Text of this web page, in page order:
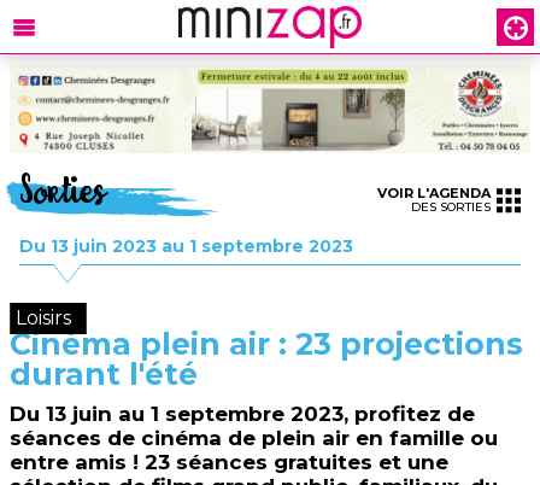
Sorties
Du 13 juin 2023 au 1 septembre 2023
VOIR L'AGENDA
DES SORTIES
Loisirs
Cinéma plein air : 23 projections
durant l'été
Du 13 juin au 1 septembre 2023, profitez de
séances de cinéma de plein air en famille ou
entre amis ! 23 séances gratuites et une